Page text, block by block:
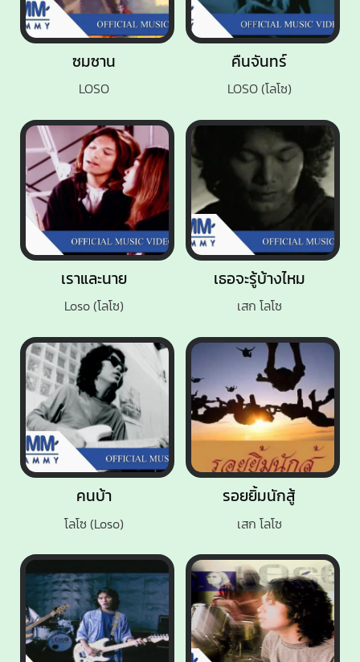
ซมซาน
LOSO
คืนจันทร์
LOSO (โลโซ)
เราและนาย
Loso (โลโซ)
เธอจะรู้บ้างไหม
เสก โลโซ
รอยยิ้มนักสู้
เสก โลโซ
คนบ้า
โลโซ (Loso)